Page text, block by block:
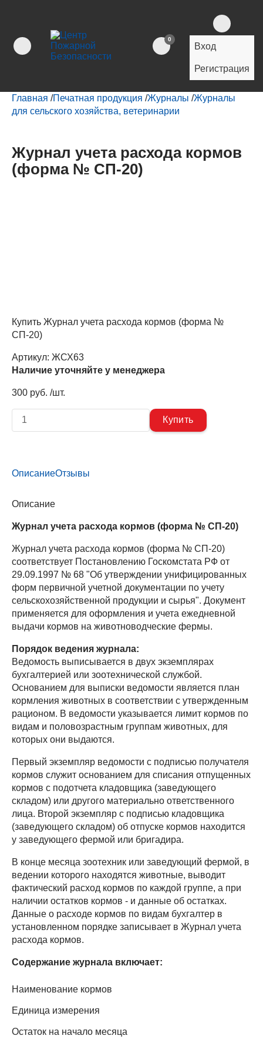
0
Вход
Регистрация
Главная /Печатная продукция /Журналы /Журналы
для сельского хозяйства, ветеринарии
Журнал учета расхода кормов
(форма № СП-20)
Купить Журнал учета расхода кормов (форма №
СП-20)
Артикул: ЖСХ63
Наличие уточняйте у менеджера
300 руб. /шт.
ОписаниеОтзывы
Описание
Журнал учета расхода кормов (форма № СП-20)
Журнал учета расхода кормов (форма № СП-20)
соответствует Постановлению Госкомстата РФ от
29.09.1997 № 68 "Об утверждении унифицированных
форм первичной учетной документации по учету
сельскохозяйственной продукции и сырья". Документ
применяется для оформления и учета ежедневной
выдачи кормов на животноводческие фермы.
Порядок ведения журнала:
Ведомость выписывается в двух экземплярах
бухгалтерией или зоотехнической службой.
Основанием для выписки ведомости является план
кормления животных в соответствии с утвержденным
рационом. В ведомости указывается лимит кормов по
видам и половозрастным группам животных, для
которых они выдаются.
Первый экземпляр ведомости с подписью получателя
кормов служит основанием для списания отпущенных
кормов с подотчета кладовщика (заведующего
складом) или другого материально ответственного
лица. Второй экземпляр с подписью кладовщика
(заведующего складом) об отпуске кормов находится
у заведующего фермой или бригадира.
В конце месяца зоотехник или заведующий фермой, в
ведении которого находятся животные, выводит
фактический расход кормов по каждой группе, а при
наличии остатков кормов - и данные об остатках.
Данные о расходе кормов по видам бухгалтер в
установленном порядке записывает в Журнал учета
расхода кормов.
Содержание журнала включает:
Наименование кормов
Единица измерения
Остаток на начало месяца